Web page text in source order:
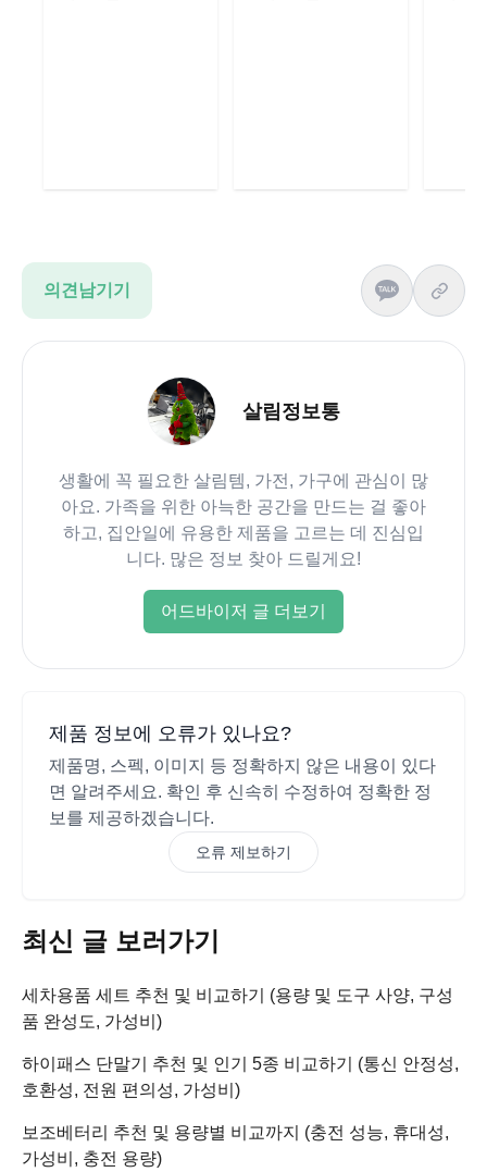
의견남기기
살림정보통
생활에 꼭 필요한 살림템, 가전, 가구에 관심이 많
아요. 가족을 위한 아늑한 공간을 만드는 걸 좋아
하고, 집안일에 유용한 제품을 고르는 데 진심입
니다. 많은 정보 찾아 드릴게요!
어드바이저 글 더보기
제품 정보에 오류가 있나요?
제품명, 스펙, 이미지 등 정확하지 않은 내용이 있다
면 알려주세요. 확인 후 신속히 수정하여 정확한 정
보를 제공하겠습니다.
오류 제보하기
최신 글 보러가기
세차용품 세트 추천 및 비교하기 (용량 및 도구 사양, 구성
품 완성도, 가성비)
하이패스 단말기 추천 및 인기 5종 비교하기 (통신 안정성,
호환성, 전원 편의성, 가성비)
보조베터리 추천 및 용량별 비교까지 (충전 성능, 휴대성,
가성비, 충전 용량)